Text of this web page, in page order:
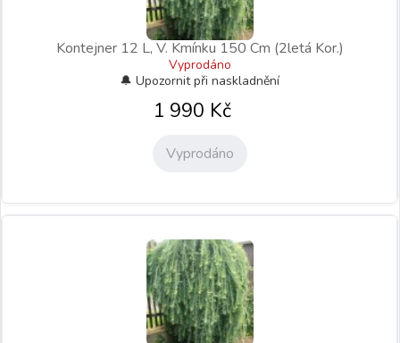
Kontejner 12 L, V. Kmínku 150 Cm (2letá Kor.)
Vyprodáno
1 990 Kč
Vyprodáno